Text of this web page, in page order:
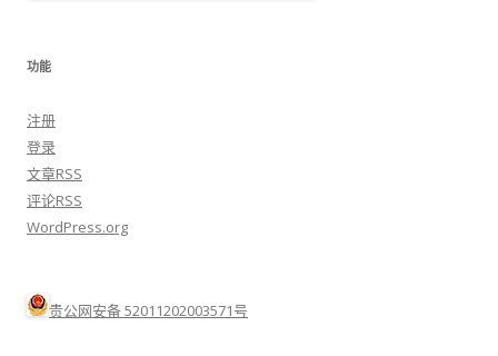
功能
注册
登录
文章RSS
评论RSS
WordPress.org
贵公网安备 52011202003571号